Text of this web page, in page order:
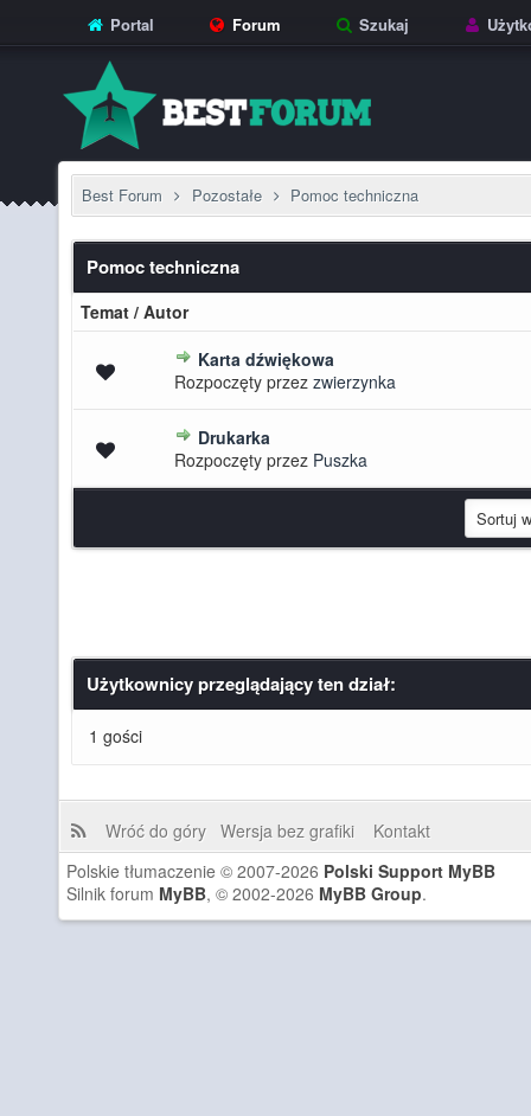
Portal Forum Szukaj
Best Forum Pozostałe Pomoc techniczna
Pomoc techniczna
Temat / Autor
Karta dźwiękowa
Rozpoczęty przez zwierzynka
ocena: 0 na 5 gwiazdek
45
Drukarka
Rozpoczęty przez Puszka
ocena: 0 na 5 gwiazdek
45
Użytkownicy przeglądający ten dział:
1 gości
Wróć do góry Wersja bez grafiki
Kontakt
Polskie tłumaczenie © 2007-2026 Polski Support MyBB
Silnik forum MyBB, © 2002-2026 MyBB Group.